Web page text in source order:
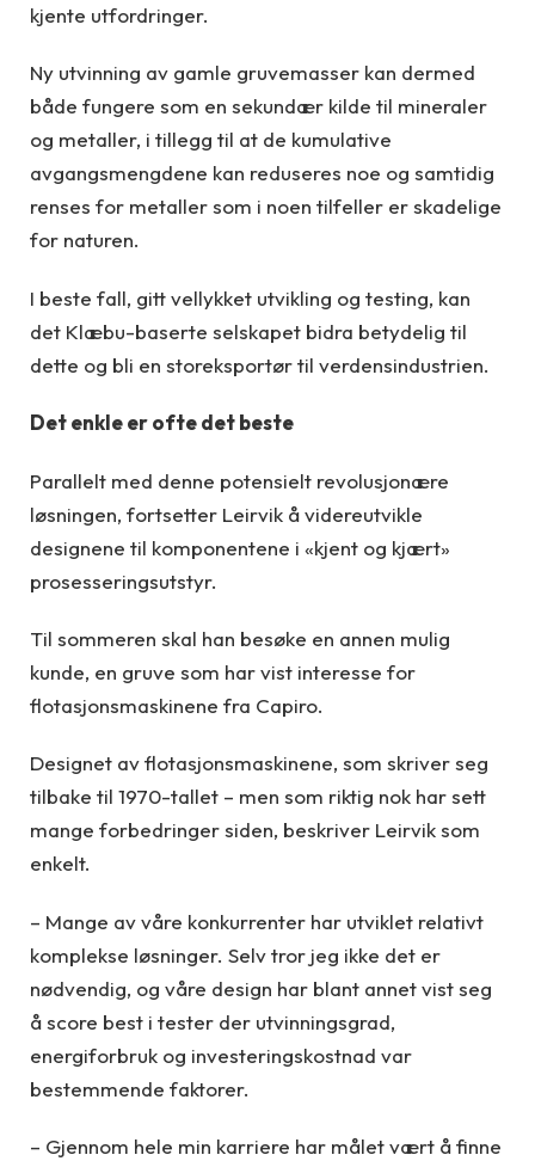
kjente utfordringer.
Ny utvinning av gamle gruvemasser kan dermed
både fungere som en sekundær kilde til mineraler
og metaller, i tillegg til at de kumulative
avgangsmengdene kan reduseres noe og samtidig
renses for metaller som i noen tilfeller er skadelige
for naturen.
I beste fall, gitt vellykket utvikling og testing, kan
det Klæbu-baserte selskapet bidra betydelig til
dette og bli en storeksportør til verdensindustrien.
Det enkle er ofte det beste
Parallelt med denne potensielt revolusjonære
løsningen, fortsetter Leirvik å videreutvikle
designene til komponentene i «kjent og kjært»
prosesseringsutstyr.
Til sommeren skal han besøke en annen mulig
kunde, en gruve som har vist interesse for
flotasjonsmaskinene fra Capiro.
Designet av flotasjonsmaskinene, som skriver seg
tilbake til 1970-tallet – men som riktig nok har sett
mange forbedringer siden, beskriver Leirvik som
enkelt.
– Mange av våre konkurrenter har utviklet relativt
komplekse løsninger. Selv tror jeg ikke det er
nødvendig, og våre design har blant annet vist seg
å score best i tester der utvinningsgrad,
energiforbruk og investeringskostnad var
bestemmende faktorer.
– Gjennom hele min karriere har målet vært å finne